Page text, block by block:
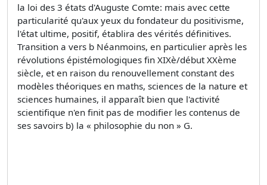
la loi des 3 états d'Auguste Comte: mais avec cette
particularité qu'aux yeux du fondateur du positivisme,
l'état ultime, positif, établira des vérités définitives.
Transition a vers b Néanmoins, en particulier après les
révolutions épistémologiques fin XIXè/début XXème
siècle, et en raison du renouvellement constant des
modèles théoriques en maths, sciences de la nature et
sciences humaines, il apparaît bien que l'activité
scientifique n'en finit pas de modifier les contenus de
ses savoirs b) la « philosophie du non » G.